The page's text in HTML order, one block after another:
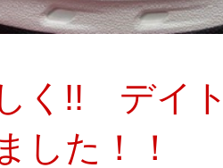
く!! デイ
した！！